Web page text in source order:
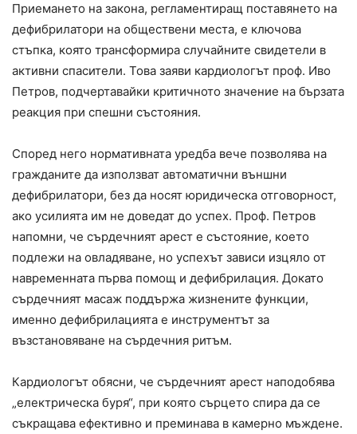
Приемането на закона, регламентиращ поставянето на
дефибрилатори на обществени места, е ключова
стъпка, която трансформира случайните свидетели в
активни спасители. Това заяви кардиологът проф. Иво
Петров, подчертавайки критичното значение на бързата
реакция при спешни състояния.
Според него нормативната уредба вече позволява на
гражданите да използват автоматични външни
дефибрилатори, без да носят юридическа отговорност,
ако усилията им не доведат до успех. Проф. Петров
напомни, че сърдечният арест е състояние, което
подлежи на овладяване, но успехът зависи изцяло от
навременната първа помощ и дефибрилация. Докато
сърдечният масаж поддържа жизнените функции,
именно дефибрилацията е инструментът за
възстановяване на сърдечния ритъм.
Кардиологът обясни, че сърдечният арест наподобява
„електрическа буря“, при която сърцето спира да се
съкращава ефективно и преминава в камерно мъждене.